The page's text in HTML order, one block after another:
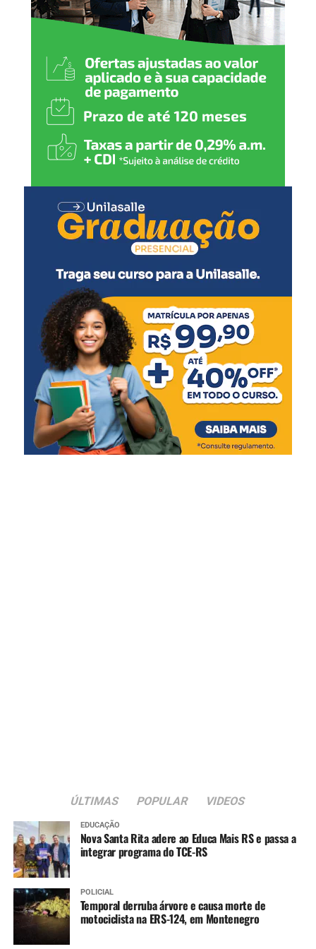
ÚLTIMAS POPULAR VIDEOS
EDUCAÇÃO
Nova Santa Rita adere ao Educa Mais RS e passa a
integrar programa do TCE-RS
POLICIAL
Temporal derruba árvore e causa morte de
motociclista na ERS-124, em Montenegro